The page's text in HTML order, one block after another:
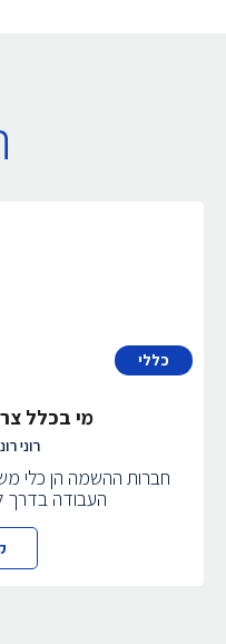
כללי
מי בכלל
רוני
חברות ההשמה הן כלי
העבודה בדרך